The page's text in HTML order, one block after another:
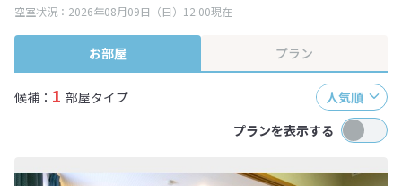
※表示されている旅行代金・プラン内容は一定時間ごとに更新されます。最
終確認画面でご確認ください。
空室状況：2026年08月09日（日）12:00現在
お部屋 プラン
候補： 1 部屋タイプ
人気順
プランを表示する